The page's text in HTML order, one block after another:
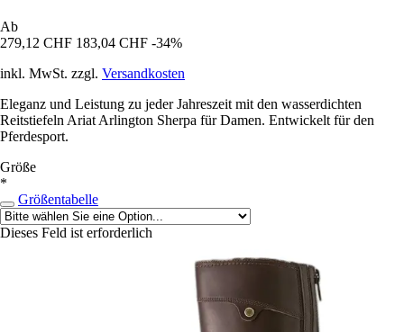
Ab
279,12 CHF 183,04 CHF -34%
inkl. MwSt. zzgl. Versandkosten
Eleganz und Leistung zu jeder Jahreszeit mit den wasserdichten
Reitstiefeln Ariat Arlington Sherpa für Damen. Entwickelt für den
Pferdesport.
Größe
*
Größentabelle
Dieses Feld ist erforderlich